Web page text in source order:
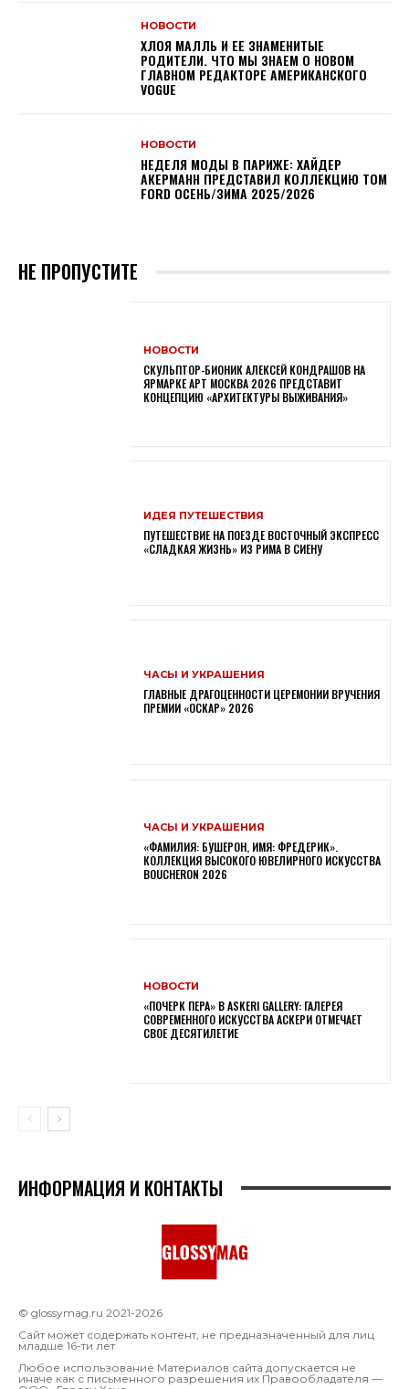
НОВОСТИ
ХЛОЯ МАЛЛЬ И ЕЕ ЗНАМЕНИТЫЕ
РОДИТЕЛИ. ЧТО МЫ ЗНАЕМ О НОВОМ
ГЛАВНОМ РЕДАКТОРЕ АМЕРИКАНСКОГО
VOGUE
НОВОСТИ
НЕДЕЛЯ МОДЫ В ПАРИЖЕ: ХАЙДЕР
АКЕРМАНН ПРЕДСТАВИЛ КОЛЛЕКЦИЮ TOM
FORD ОСЕНЬ/ЗИМА 2025/2026
НЕ ПРОПУСТИТЕ
НОВОСТИ
СКУЛЬПТОР-БИОНИК АЛЕКСЕЙ КОНДРАШОВ НА
ЯРМАРКЕ АРТ МОСКВА 2026 ПРЕДСТАВИТ
КОНЦЕПЦИЮ «АРХИТЕКТУРЫ ВЫЖИВАНИЯ»
ИДЕЯ ПУТЕШЕСТВИЯ
ПУТЕШЕСТВИЕ НА ПОЕЗДЕ ВОСТОЧНЫЙ ЭКСПРЕСС
«СЛАДКАЯ ЖИЗНЬ» ИЗ РИМА В СИЕНУ
ЧАСЫ И УКРАШЕНИЯ
ГЛАВНЫЕ ДРАГОЦЕННОСТИ ЦЕРЕМОНИИ ВРУЧЕНИЯ
ПРЕМИИ «ОСКАР» 2026
ЧАСЫ И УКРАШЕНИЯ
«ФАМИЛИЯ: БУШЕРОН, ИМЯ: ФРЕДЕРИК».
КОЛЛЕКЦИЯ ВЫСОКОГО ЮВЕЛИРНОГО ИСКУССТВА
BOUCHERON 2026
НОВОСТИ
«ПОЧЕРК ПЕРА» В ASKERI GALLERY: ГАЛЕРЕЯ
СОВРЕМЕННОГО ИСКУССТВА АСКЕРИ ОТМЕЧАЕТ
СВОЕ ДЕСЯТИЛЕТИЕ
ИНФОРМАЦИЯ И КОНТАКТЫ
© glossymag.ru 2021-2026
Сайт может содержать контент, не предназначенный для лиц
младше 16-ти лет
Любое использование Материалов сайта допускается не
иначе как с письменного разрешения их Правообладателя —